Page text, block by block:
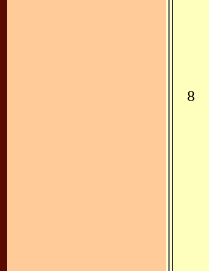
8